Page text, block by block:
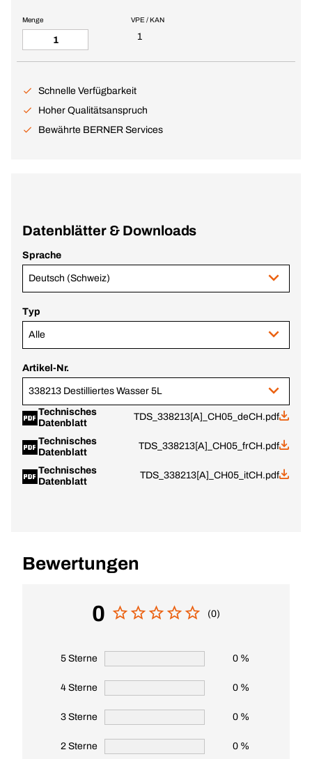
VPE / KAN
1
Menge
Schnelle Verfügbarkeit
Hoher Qualitätsanspruch
Bewährte BERNER Services
Datenblätter & Downloads
Sprache
Deutsch (Schweiz)
Typ
Alle
Artikel-Nr.
338213 Destilliertes Wasser 5L
Technisches
Datenblatt
TDS_338213[A]_CH05_deCH.pdf
Technisches
Datenblatt
TDS_338213[A]_CH05_frCH.pdf
Technisches
Datenblatt
TDS_338213[A]_CH05_itCH.pdf
Bewertungen
0 (0)
5 Sterne 0 %
4 Sterne 0 %
3 Sterne 0 %
2 Sterne 0 %